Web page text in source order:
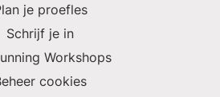
je proefles
Schrijf je in
Workshops
cookies